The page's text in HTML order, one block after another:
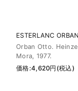
ESTERLANC
Orban Otto.
Mora, 1977.
価格:4,620円(税込)